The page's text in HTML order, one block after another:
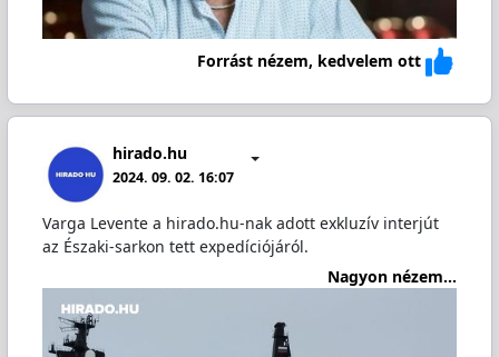
Forrást nézem, kedvelem ott
hirado.hu
2024. 09. 02. 16:07
Varga Levente a hirado.hu-nak adott exkluzív interjút
az Északi-sarkon tett expedíciójáról.
Nagyon nézem...